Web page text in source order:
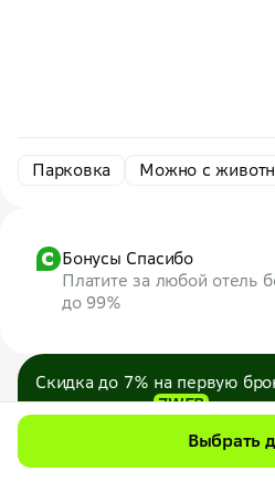
Парковка Можно с
Бонусы Спасибо
Платите за любой отель
до 99%
Скидка до 7% на первую
по промокоду 7WEB
Выбрать